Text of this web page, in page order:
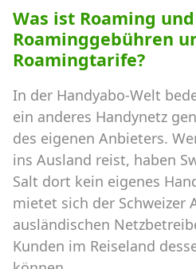
Was ist Roaming
Roaminggebühren
Roamingtarife?
In der Handyabo-Welt
ein anderes Handynetz
des eigenen Anbieters.
ins Ausland reist, haben
Salt dort kein eigenes
mietet sich der Schweizer
ausländischen
Kunden im Reiseland